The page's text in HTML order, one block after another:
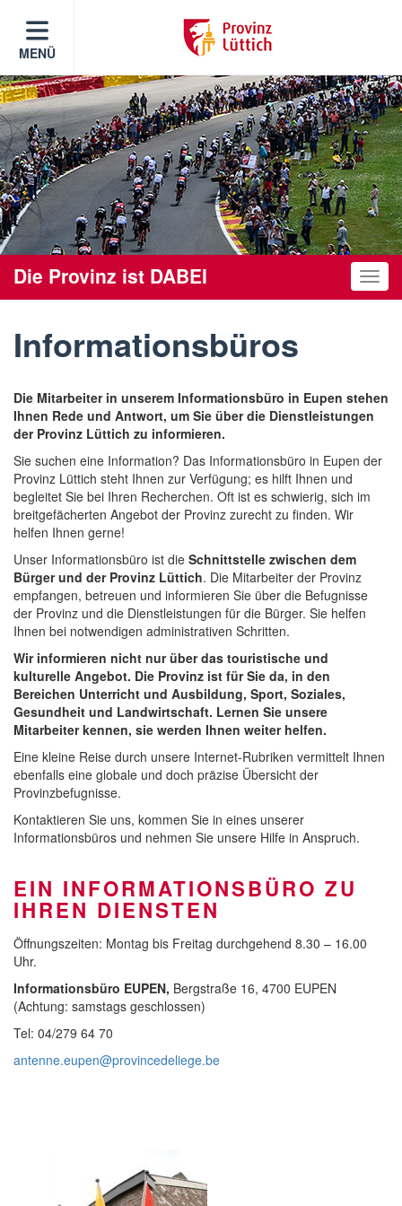
MENÜ
Die Provinz ist DABEI
Informationsbüros
Die Mitarbeiter in unserem Informationsbüro in Eupen stehen
Ihnen Rede und Antwort, um Sie über die Dienstleistungen
der Provinz Lüttich zu informieren.
Sie suchen eine Information? Das Informationsbüro in Eupen der
Provinz Lüttich steht Ihnen zur Verfügung; es hilft Ihnen und
begleitet Sie bei Ihren Recherchen. Oft ist es schwierig, sich im
breitgefächerten Angebot der Provinz zurecht zu finden. Wir
helfen Ihnen gerne!
Unser Informationsbüro ist die Schnittstelle zwischen dem
Bürger und der Provinz Lüttich. Die Mitarbeiter der Provinz
empfangen, betreuen und informieren Sie über die Befugnisse
der Provinz und die Dienstleistungen für die Bürger. Sie helfen
Ihnen bei notwendigen administrativen Schritten.
Wir informieren nicht nur über das touristische und
kulturelle Angebot. Die Provinz ist für Sie da, in den
Bereichen Unterricht und Ausbildung, Sport, Soziales,
Gesundheit und Landwirtschaft. Lernen Sie unsere
Mitarbeiter kennen, sie werden Ihnen weiter helfen.
Eine kleine Reise durch unsere Internet-Rubriken vermittelt Ihnen
ebenfalls eine globale und doch präzise Übersicht der
Provinzbefugnisse.
Kontaktieren Sie uns, kommen Sie in eines unserer
Informationsbüros und nehmen Sie unsere Hilfe in Anspruch.
EIN INFORMATIONSBÜRO ZU
IHREN DIENSTEN
Öffnungszeiten: Montag bis Freitag durchgehend 8.30 – 16.00
Uhr.
Informationsbüro EUPEN, Bergstraße 16, 4700 EUPEN
(Achtung: samstags geschlossen)
Tel: 04/279 64 70
antenne.eupen@provincedeliege.be